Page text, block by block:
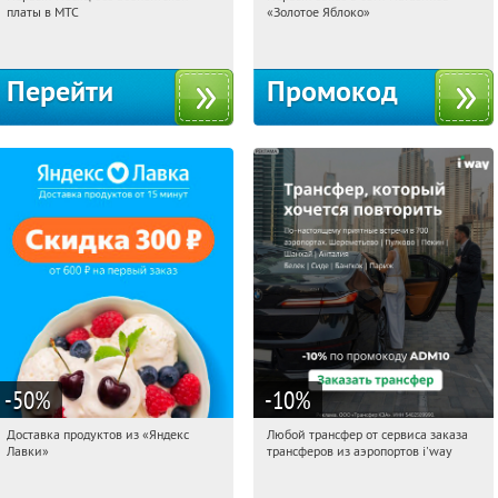
платы в МТС
Перейти
«Золотое Яблоко»
Промокод
-50%
11:27:41 Получили:
Доставка продуктов из «Яндекс
Лавки»
-10%
11:27:41
Получи первым!
Любой трансфер от сервиса заказа
трансферов из аэропортов i'way